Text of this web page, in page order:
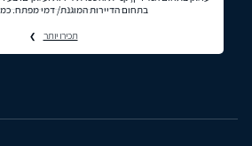
בתחום הדיירות המוגנת/ דמי מפתח.
תכירו יותר